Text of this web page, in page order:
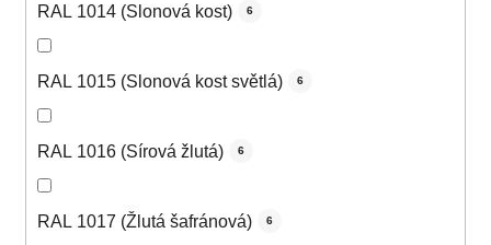
RAL 1014 (Slonová kost) 6
RAL 1015 (Slonová kost světlá) 6
RAL 1016 (Sírová žlutá) 6
RAL 1017 (Žlutá šafránová) 6